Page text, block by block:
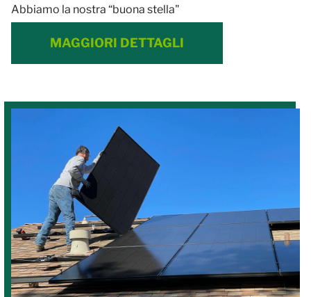
Abbiamo la nostra “buona stella"
MAGGIORI DETTAGLI